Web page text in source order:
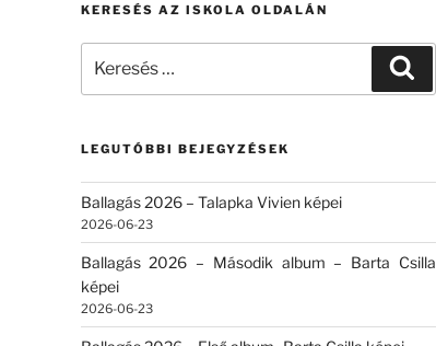
KERESÉS AZ ISKOLA OLDALÁN
következő
LEGUTÓBBI BEJEGYZÉSEK
Ballagás 2026 – Talapka Vivien képei
2026-06-23
Ballagás 2026 – Második album – Barta Csilla
képei
2026-06-23